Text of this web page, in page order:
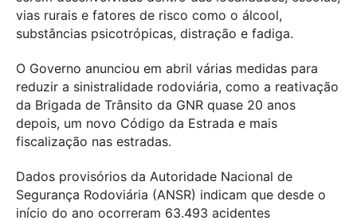
vias rurais e fatores de risco como o álcool,
substâncias psicotrópicas, distração e fadiga.
O Governo anunciou em abril várias medidas para
reduzir a sinistralidade rodoviária, como a reativação
da Brigada de Trânsito da GNR quase 20 anos
depois, um novo Código da Estrada e mais
fiscalização nas estradas.
Dados provisórios da Autoridade Nacional de
Segurança Rodoviária (ANSR) indicam que desde o
início do ano ocorreram 63.493 acidentes